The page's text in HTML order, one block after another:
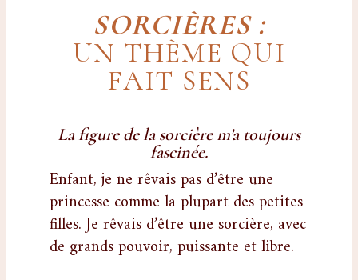
SORCIÈRES :
UN THÈME QUI
FAIT SENS
La figure de la sorcière m’a toujours
fascinée.
Enfant, je ne rêvais pas d’être une
princesse comme la plupart des petites
filles. Je rêvais d’être une sorcière, avec
de grands pouvoir, puissante et libre.